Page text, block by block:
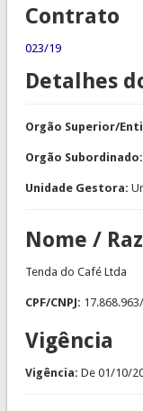
Contrato
023/19
Detalhes
Orgão Superior/
Orgão Subordinado:
Unidade Gestora:
Nome /
Tenda do Café Ltda
CPF/CNPJ:
Vigência
Vigência: De 01/10/